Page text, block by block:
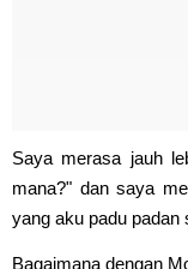
Saya merasa jauh
mana?" dan saya
yang aku padu padan
Bagaimana dengan